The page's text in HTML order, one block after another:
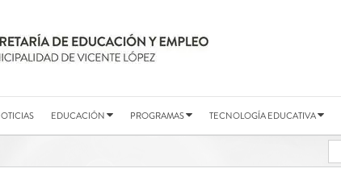
EDUCACIÓN PROGRAMAS TECNOLOGÍA EDUCATIVA